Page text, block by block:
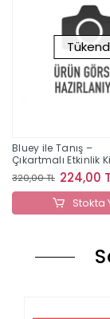
Bluey ile Tanış –
Çıkartmalı Etkinlik
320,00 TL 224,00
Stokta